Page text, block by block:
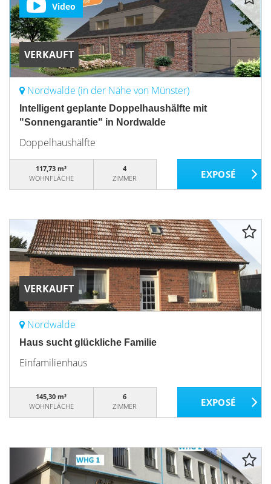
VERKAUFT
Video
Nordwalde (in der Nähe von Münster)
Intelligent geplante Doppelhaushälfte mit
"Sonnengarantie" in Nordwalde
Doppelhaushälfte
117,73 m²
WOHNFLÄCHE
4
ZIMMER
VERKAUFT
Nordwalde
Haus sucht glückliche Familie
Einfamilienhaus
145,30 m²
WOHNFLÄCHE
6
ZIMMER